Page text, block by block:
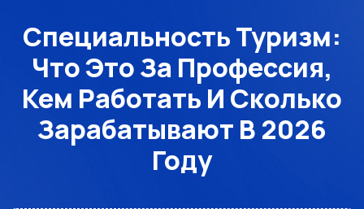
Специальность Туризм:
Что Это За Профессия,
Кем Работать И Сколько
Зарабатывают В 2026
Году